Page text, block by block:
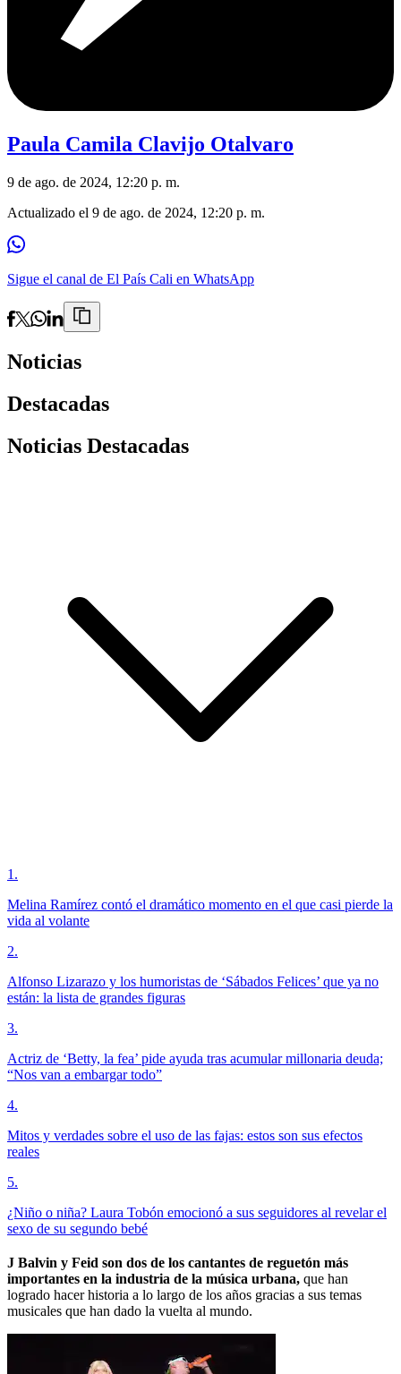
Paula Camila Clavijo Otalvaro
9 de ago. de 2024, 12:20 p. m.
Actualizado el 9 de ago. de 2024, 12:20 p. m.
Sigue el canal de El País Cali en WhatsApp
Noticias
Destacadas
Noticias Destacadas
1 .
Melina Ramírez contó el dramático momento en el que casi pierde la
vida al volante
2.
Alfonso Lizarazo y los humoristas de ‘Sábados Felices’ que ya no
están: la lista de grandes figuras
3.
Actriz de ‘Betty, la fea’ pide ayuda tras acumular millonaria deuda;
“Nos van a embargar todo”
4.
Mitos y verdades sobre el uso de las fajas: estos son sus efectos
reales
5.
¿Niño o niña? Laura Tobón emocionó a sus seguidores al revelar el
sexo de su segundo bebé
J Balvin y Feid son dos de los cantantes de reguetón más
importantes en la industria de la música urbana, que han
logrado hacer historia a lo largo de los años gracias a sus temas
musicales que han dado la vuelta al mundo.